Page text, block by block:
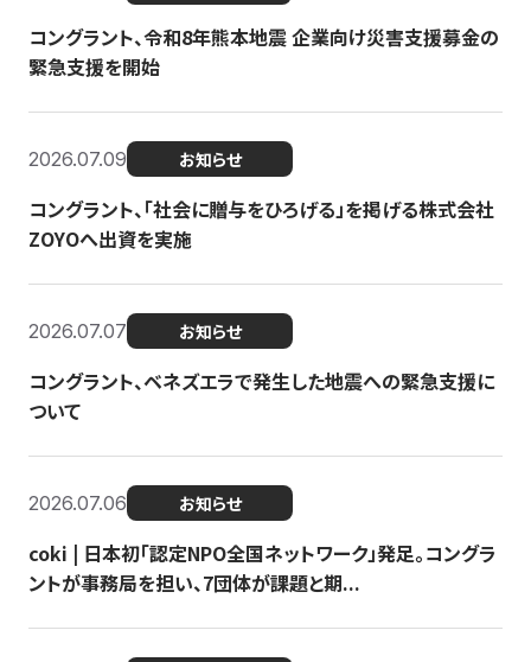
コングラント、令和8年熊本地震 企業向け災害支援募金の
緊急支援を開始
2026.07.09 お知らせ
コングラント、「社会に贈与をひろげる」を掲げる株式会社
ZOYOへ出資を実施
2026.07.07 お知らせ
コングラント、ベネズエラで発生した地震への緊急支援に
ついて
2026.07.06 お知らせ
coki | 日本初「認定NPO全国ネットワーク」発足。コングラ
ントが事務局を担い、7団体が課題と期...